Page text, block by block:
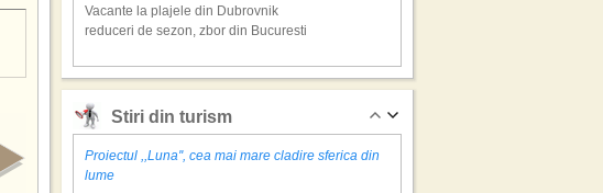
Vacante la plajele din Dubrovnik
reduceri de sezon, zbor din Bucuresti
Split sejur la plaja
Stiri din turism
Proiectul ,,Luna'', cea mai mare cladire sferica din
lume